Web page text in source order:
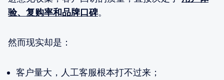
验、复购率和品牌口碑。
然而现实却是：
客户量大，人工客服根本打不过来；